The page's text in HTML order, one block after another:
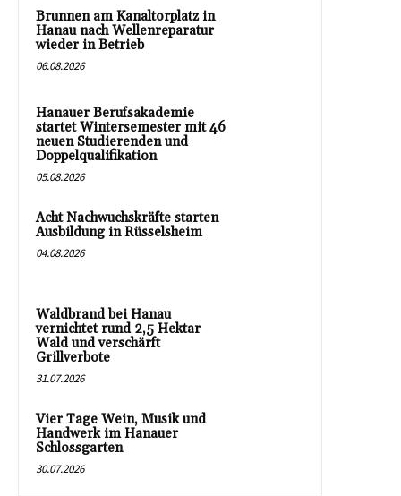
Brunnen am Kanaltorplatz in
Hanau nach Wellenreparatur
wieder in Betrieb
06.08.2026
Hanauer Berufsakademie
startet Wintersemester mit 46
neuen Studierenden und
Doppelqualifikation
05.08.2026
Acht Nachwuchskräfte starten
Ausbildung in Rüsselsheim
04.08.2026
Waldbrand bei Hanau
vernichtet rund 2,5 Hektar
Wald und verschärft
Grillverbote
31.07.2026
Vier Tage Wein, Musik und
Handwerk im Hanauer
Schlossgarten
30.07.2026